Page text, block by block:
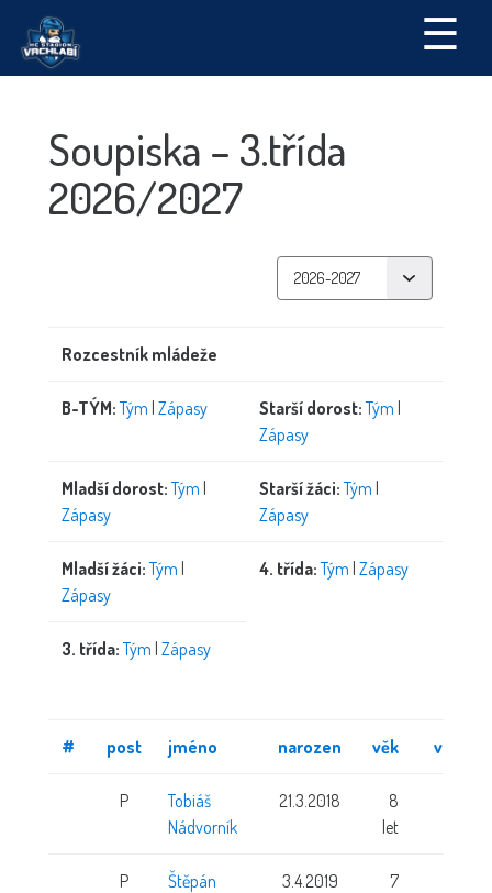
☰
Soupiska – 3.třída
2026/2027
Rozcestník mládeže
B-TÝM: Tým | Zápasy Starší dorost: Tým |
Zápasy
Mladší dorost: Tým |
Zápasy
Starší žáci: Tým |
Zápasy
Mladší žáci: Tým |
Zápasy
4. třída: Tým | Zápasy
3. třída: Tým | Zápasy
# post jméno narozen věk výška
P
Tobiáš
Nádvorník
21.3.2018
8
let
P
Štěpán
3.4.2019
7